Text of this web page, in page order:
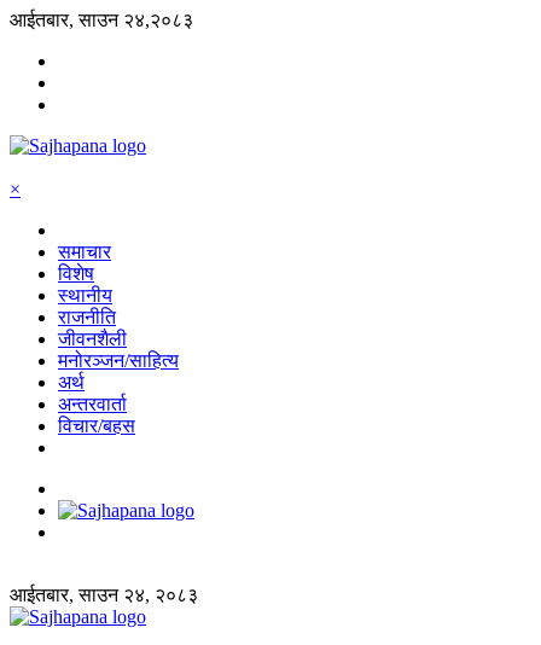
आईतबार, साउन २४,२०८३
×
समाचार
विशेष
स्थानीय
राजनीति
जीवनशैली
मनोरञ्जन/साहित्य
अर्थ
अन्तरवार्ता
विचार/बहस
आईतबार, साउन २४, २०८३